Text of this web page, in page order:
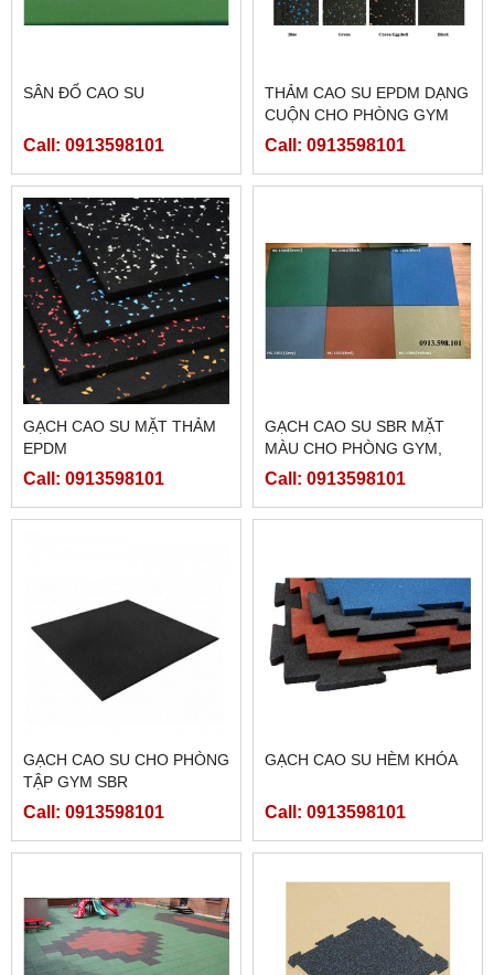
SÂN ĐỔ CAO SU
Call: 0913598101
THẢM CAO SU EPDM DẠNG
CUỘN CHO PHÒNG GYM
(DÀY 2MM;4MM;6MM;8MM)
Call: 0913598101
GẠCH CAO SU MẶT THẢM
EPDM
Call: 0913598101
GẠCH CAO SU SBR MẶT
MÀU CHO PHÒNG GYM,
SÂN CHƠI
Call: 0913598101
GẠCH CAO SU CHO PHÒNG
TẬP GYM SBR
Call: 0913598101
GẠCH CAO SU HÈM KHÓA
Call: 0913598101